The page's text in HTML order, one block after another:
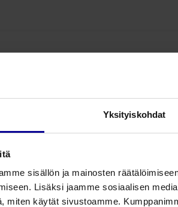
Yksityiskohdat
sisällön ja mainosten
Lisäksi jaamme sosiaalisen
miten käytät sivustoamme.
Liittyvät